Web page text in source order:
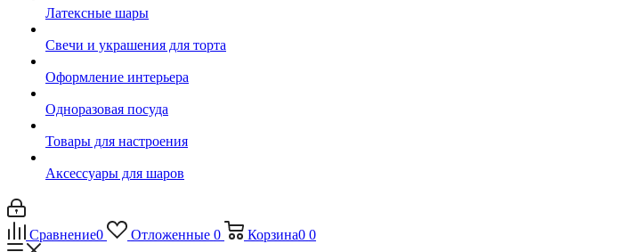
Латексные шары
Свечи и украшения для торта
Оформление интерьера
Одноразовая посуда
Товары для настроения
Аксессуары для шаров
Сравнение0 Отложенные 0 Корзина0 0